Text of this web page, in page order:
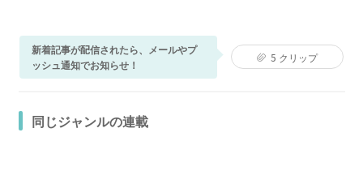
新着記事が配信されたら、メールやプ
ッシュ通知でお知らせ！
5 クリップ
同じジャンルの連載